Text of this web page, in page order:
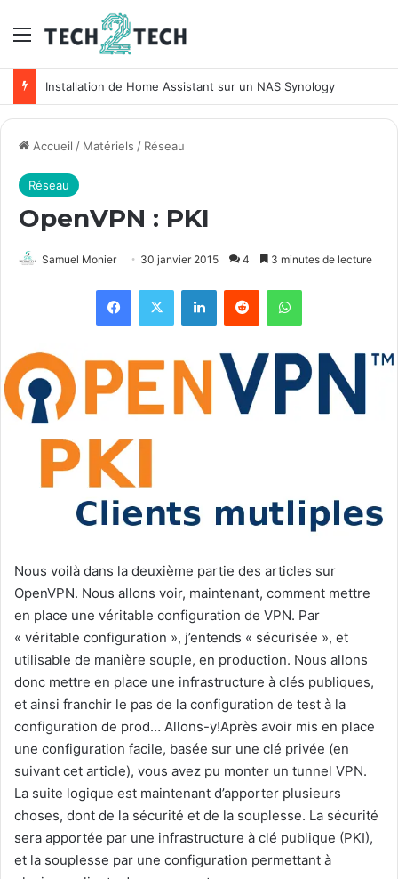
Menu
Installation de Home Assistant sur un NAS Synology
Accueil / Matériels / Réseau
Réseau
OpenVPN : PKI
Samuel Monier 30 janvier 2015 4 3 minutes de lecture
Nous voilà dans la deuxième partie des articles sur
OpenVPN. Nous allons voir, maintenant, comment mettre
en place une véritable configuration de VPN. Par
« véritable configuration », j’entends « sécurisée », et
utilisable de manière souple, en production. Nous allons
donc mettre en place une infrastructure à clés publiques,
et ainsi franchir le pas de la configuration de test à la
configuration de prod… Allons-y!Après avoir mis en place
une configuration facile, basée sur une clé privée (en
suivant cet article), vous avez pu monter un tunnel VPN.
La suite logique est maintenant d’apporter plusieurs
choses, dont de la sécurité et de la souplesse. La sécurité
sera apportée par une infrastructure à clé publique (PKI),
et la souplesse par une configuration permettant à